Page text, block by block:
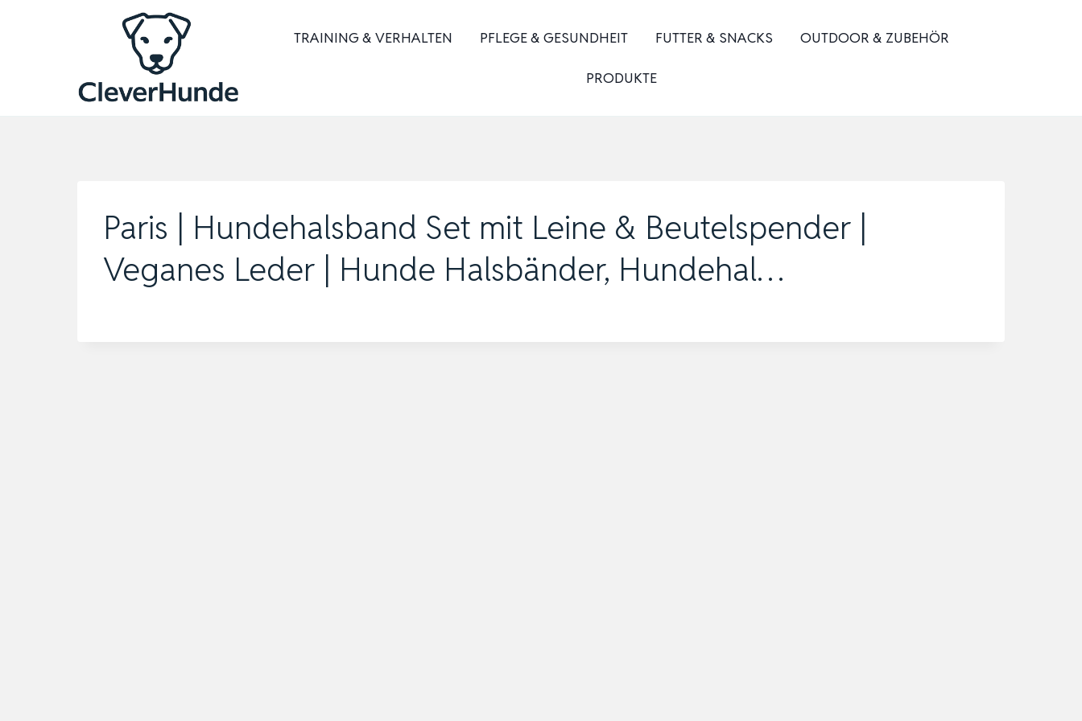
TRAINING & VERHALTEN PFLEGE & GESUNDHEIT FUTTER & SNACKS OUTDOOR & ZUBEHÖR
PRODUKTE
Paris | Hundehalsband Set mit Leine & Beutelspender |
Veganes Leder | Hunde Halsbänder, Hundehal…